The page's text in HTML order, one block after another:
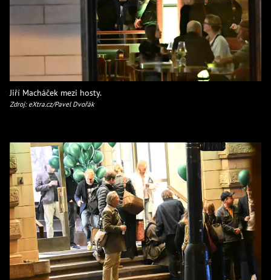
Jiří Macháček mezi hosty.
Zdroj: eXtra.cz/Pavel Dvořák